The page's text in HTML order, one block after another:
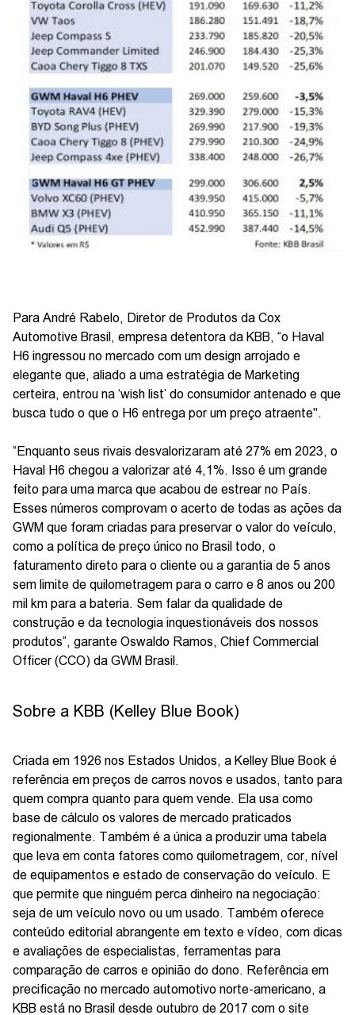
Para André Rabelo, Diretor de Produtos da Cox
Automotive Brasil, empresa detentora da KBB, “o Haval
H6 ingressou no mercado com um design arrojado e
elegante que, aliado a uma estratégia de Marketing
certeira, entrou na ‘wish list’ do consumidor antenado e que
busca tudo o que o H6 entrega por um preço atraente".
“Enquanto seus rivais desvalorizaram até 27% em 2023, o
Haval H6 chegou a valorizar até 4,1%. Isso é um grande
feito para uma marca que acabou de estrear no País.
Esses números comprovam o acerto de todas as ações da
GWM que foram criadas para preservar o valor do veículo,
como a política de preço único no Brasil todo, o
faturamento direto para o cliente ou a garantia de 5 anos
sem limite de quilometragem para o carro e 8 anos ou 200
mil km para a bateria. Sem falar da qualidade de
construção e da tecnologia inquestionáveis dos nossos
produtos”, garante Oswaldo Ramos, Chief Commercial
Officer (CCO) da GWM Brasil.
Sobre a KBB (Kelley Blue Book)
Criada em 1926 nos Estados Unidos, a Kelley Blue Book é
referência em preços de carros novos e usados, tanto para
quem compra quanto para quem vende. Ela usa como
base de cálculo os valores de mercado praticados
regionalmente. Também é a única a produzir uma tabela
que leva em conta fatores como quilometragem, cor, nível
de equipamentos e estado de conservação do veículo. E
que permite que ninguém perca dinheiro na negociação:
seja de um veículo novo ou um usado. Também oferece
conteúdo editorial abrangente em texto e vídeo, com dicas
e avaliações de especialistas, ferramentas para
comparação de carros e opinião do dono. Referência em
precificação no mercado automotivo norte-americano, a
KBB está no Brasil desde outubro de 2017 com o site